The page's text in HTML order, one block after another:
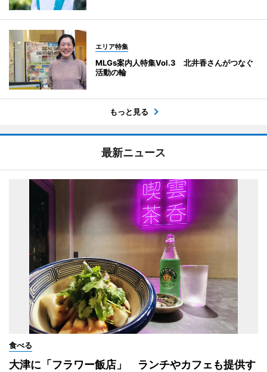
エリア特集
MLGs案内人特集Vol.3 北井香さんがつなぐ
活動の輪
もっと見る
最新ニュース
食べる
大津に「フラワー飯店」 ランチやカフェも提供す